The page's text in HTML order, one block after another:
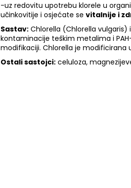
-uz redovitu upotrebu klorele u
učinkovitije i osjećate se vitalnije i
Sastav: Chlorella (Chlorella
kontaminacije teškim metalima i
modifikaciji. Chlorella je modificirana
Ostali sastojci: celuloza,